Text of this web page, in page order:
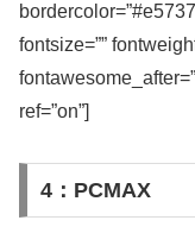
fontsize=””
ref=”on”]
4：PCMAX